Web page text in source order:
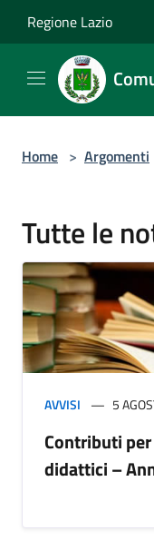
Regione Lazio
Home > Argomenti
Tutte le
AVVISI 5
Contributi
didattici –